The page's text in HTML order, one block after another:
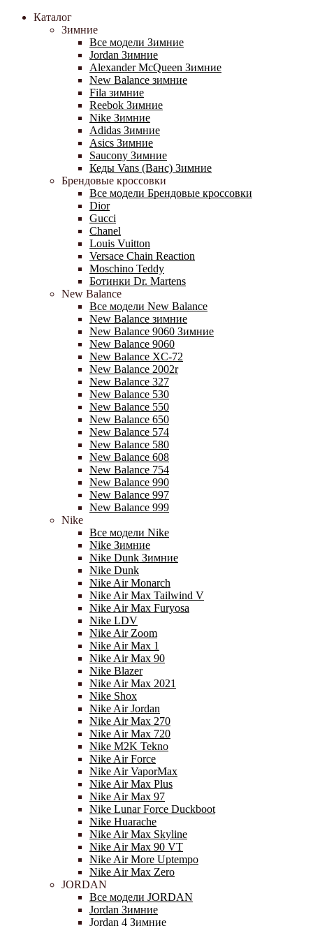
Каталог
Зимние
Все модели Зимние
Jordan Зимние
Alexander McQueen Зимние
New Balance зимние
Fila зимние
Reebok Зимние
Nike Зимние
Adidas Зимние
Asics Зимние
Saucony Зимние
Кеды Vans (Ванс) Зимние
Брендовые кроссовки
Все модели Брендовые кроссовки
Dior
Gucci
Chanel
Louis Vuitton
Versace Chain Reaction
Moschino Teddy
Ботинки Dr. Martens
New Balance
Все модели New Balance
New Balance зимние
New Balance 9060 Зимние
New Balance 9060
New Balance XC-72
New Balance 2002r
New Balance 327
New Balance 530
New Balance 550
New Balance 650
New Balance 574
New Balance 580
New Balance 608
New Balance 754
New Balance 990
New Balance 997
New Balance 999
Nike
Все модели Nike
Nike Зимние
Nike Dunk Зимние
Nike Dunk
Nike Air Monarch
Nike Air Max Tailwind V
Nike Air Max Furyosa
Nike LDV
Nike Air Zoom
Nike Air Max 1
Nike Air Max 90
Nike Blazer
Nike Air Max 2021
Nike Shox
Nike Air Jordan
Nike Air Max 270
Nike Air Max 720
Nike M2K Tekno
Nike Air Force
Nike Air VaporMax
Nike Air Max Plus
Nike Air Max 97
Nike Lunar Force Duckboot
Nike Huarache
Nike Air Max Skyline
Nike Air Max 90 VT
Nike Air More Uptempo
Nike Air Max Zero
JORDAN
Все модели JORDAN
Jordan Зимние
Jordan 4 Зимние